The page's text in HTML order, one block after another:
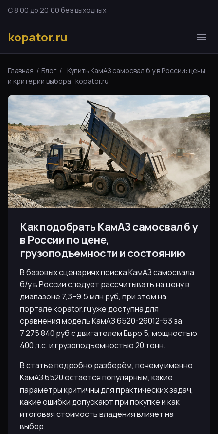
С 8:00 до 20:00 без выходных
kopator.ru
Главная / Блог /
Купить КамАЗ самосвал б у в России: цены
и критерии выбора | kopator.ru
Как подобрать КамАЗ самосвал б у
в России по цене,
грузоподъемности и состоянию
В базовых сценариях поиска КамАЗ самосвала
б/у в России следует рассчитывать на цену в
диапазоне 7,3–9,5 млн руб, при этом на
портале kopator.ru уже доступна для
сравнения модель КамАЗ 6520-26012-53 за
7 275 840 руб с двигателем Евро 5, мощностью
400 л.с. и грузоподъемностью 20 тонн.
В статье подробно разберём, почему именно
КамАЗ 6520 остаётся популярным, какие
параметры критичны для практических задач,
какие ошибки допускают при покупке и как
итоговая стоимость владения влияет на
выбор.